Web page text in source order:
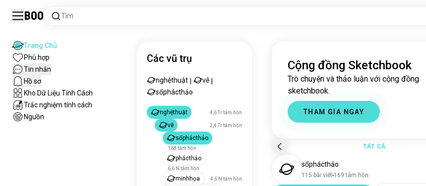
Boo Tìm
Trang Chủ
Phù hợp
Tin nhắn
Hồ sơ
Kho Dữ Liệu Tính Cách
Trắc nghiệm tính cách
Nguồn
Các vũ trụ
nghệthuật vẽ
sổphácthảo
nghệthuật 4,6 Tr tâm hồn
vẽ 2,4 Tr tâm hồn
sổphácthảo
168 tâm hồn
phácthảo
6,6 N tâm hồn
minhhọa 4,6 N tâm hồn
Cộng đồng Sketchbook
Trò chuyện và thảo luận với cộng đồng
sketchbook.
THAM GIA NGAY
TẤT CẢ
sổphácthảo
115 bài viết 169 tâm hồn